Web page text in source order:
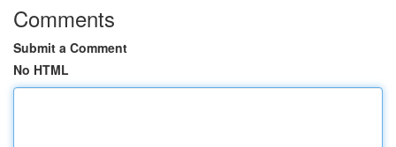
Comments
Submit a Comment
No HTML